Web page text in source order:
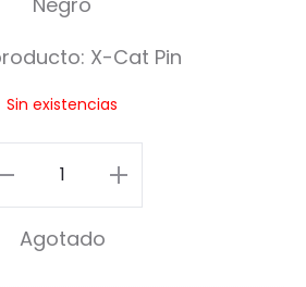
i
X-Cat Pin
Sin existencias
Agotado